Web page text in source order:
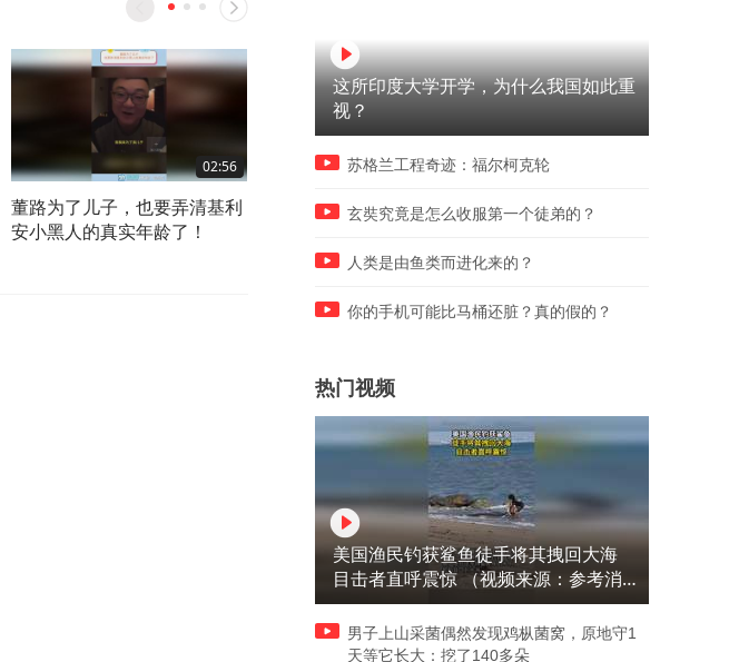
02:56
董路为了儿子，也要弄清基利
安小黑人的真实年龄了！
05:00
昨晚董宇辉已下播！5万人听
开，太强
董路闹了大乌龙！亚洲明星
这所印度大学开学，为什么我国如此重
视？
苏格兰工程奇迹：福尔柯克轮
玄奘究竟是怎么收服第一个徒弟的？
人类是由鱼类而进化来的？
你的手机可能比马桶还脏？真的假的？
热门视频
美国渔民钓获鲨鱼徒手将其拽回大海
目击者直呼震惊 （视频来源：参考消
息）
男子上山采菌偶然发现鸡枞菌窝，原地守1
天等它长大：挖了140多朵